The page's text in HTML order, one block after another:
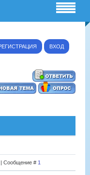
ВХОД
| Сообщение # 1